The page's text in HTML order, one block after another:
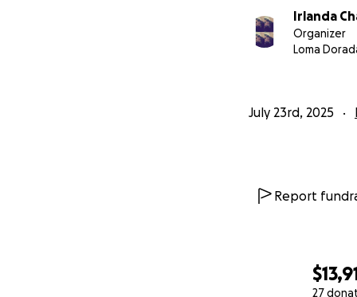
27
Irlanda
Organizer
Loma
July 23rd, 2025
Report